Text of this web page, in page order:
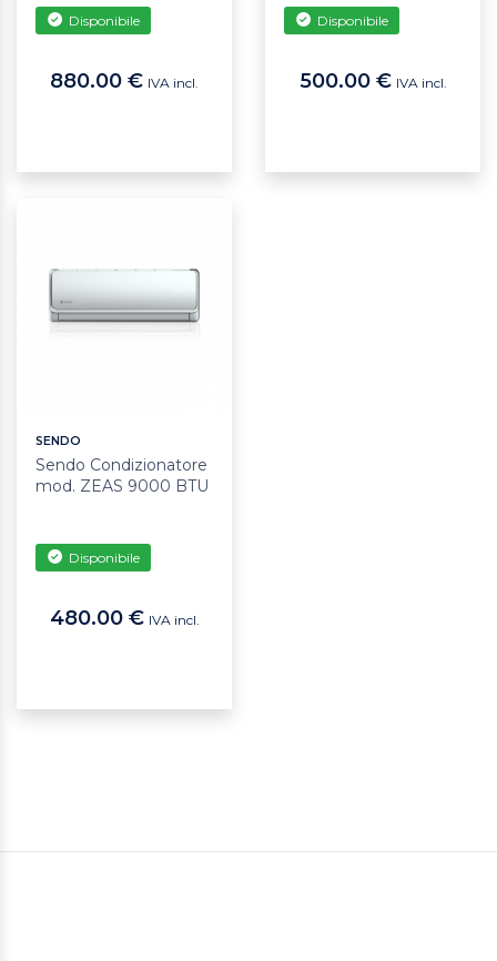
Disponibile
880.00 € IVA incl.
Disponibile
500.00 € IVA incl.
SENDO
Sendo Condizionatore
mod. ZEAS 9000 BTU
Disponibile
480.00 € IVA incl.